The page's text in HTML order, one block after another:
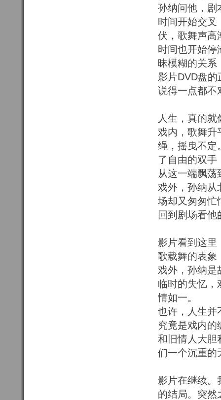
孙纳问他，剧
时间开始交叉
伏，歌舞声高
时间也开始停
昧模糊的关系
影片DVD盘的
说得一点都不
人生，真的就
戏内，歌舞升
绳，摇曳不定
了自由的双手
从这一端飘荡
戏外，孙纳从
场却又匆匆忙
回到剧场看他
影片看到这里
歌载舞的表象
戏外，孙纳是
临时的失忆，
情如一。
也许，人生并
究竟是戏内的
和旧情人大胆
们一个沉重的
影片在继续。
的结局。突然